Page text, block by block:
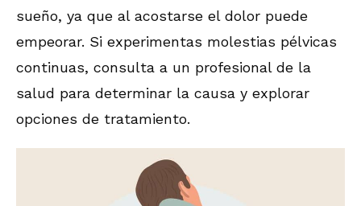
sueño, ya que al acostarse el dolor puede
empeorar. Si experimentas molestias pélvicas
continuas, consulta a un profesional de la
salud para determinar la causa y explorar
opciones de tratamiento.